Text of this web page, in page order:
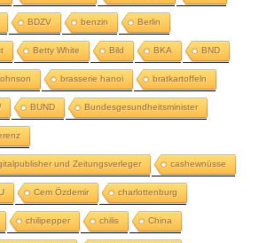
BDZV benzin Berlin
Betty White Bild BKA BND
brasserie hanoi bratkartoffeln
BUND Bundesgesundheitsminister
und Zeitungsverleger cashewnüsse
Cem Özdemir charlottenburg
chilipepper chilis China